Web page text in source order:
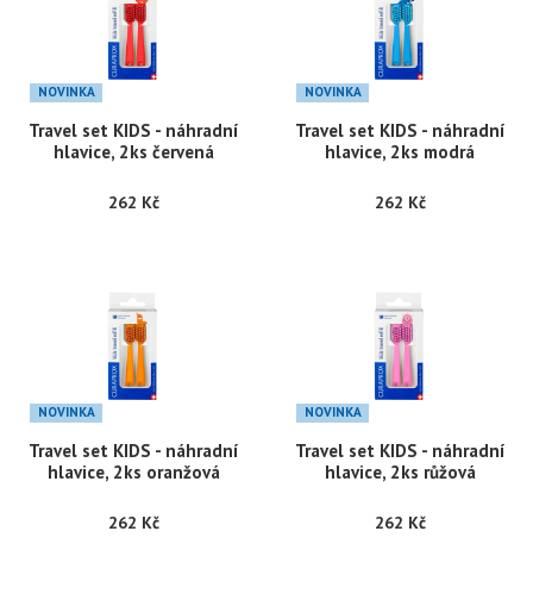
NOVINKA
Travel set KIDS - náhradní
hlavice, 2ks červená
262 Kč
NOVINKA
Travel set KIDS - náhradní
hlavice, 2ks modrá
262 Kč
NOVINKA
Travel set KIDS - náhradní
hlavice, 2ks oranžová
262 Kč
NOVINKA
Travel set KIDS - náhradní
hlavice, 2ks růžová
262 Kč